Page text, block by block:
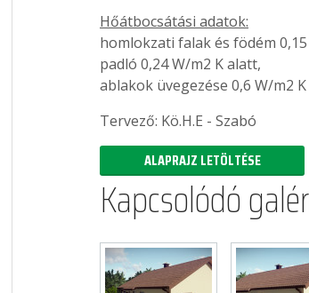
Hőátbocsátási adatok:
homlokzati falak és födém
padló 0,24 W/m2 K alatt,
ablakok üvegezése 0,6 W/m2 K
Tervező: Kö.H.E - Szabó
ALAPRAJZ LETÖLTÉSE
Kapcsolódó